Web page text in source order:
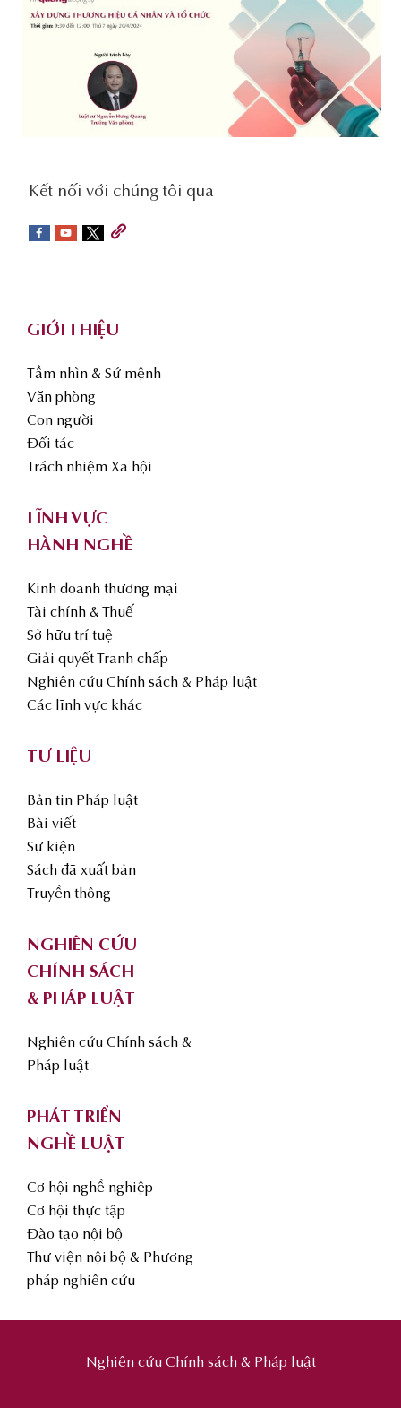
social-
sidebar
Kết nối với chúng tôi qua
GIỚI THIỆU
Tầm nhìn & Sứ mệnh
Văn phòng
Con người
Đối tác
Trách nhiệm Xã hội
LĨNH VỰC
HÀNH NGHỀ
Kinh doanh thương mại
Tài chính & Thuế
Sở hữu trí tuệ
Giải quyết Tranh chấp
Nghiên cứu Chính sách & Pháp luật
Các lĩnh vực khác
TƯ LIỆU
Bản tin Pháp luật
Bài viết
Sự kiện
Sách đã xuất bản
Truyền thông
NGHIÊN CỨU
CHÍNH SÁCH
& PHÁP LUẬT
Nghiên cứu Chính sách &
Pháp luật
PHÁT TRIỂN
NGHỀ LUẬT
Cơ hội nghề nghiệp
Cơ hội thực tập
Đào tạo nội bộ
Thư viện nội bộ & Phương
pháp nghiên cứu
Nghiên cứu Chính sách & Pháp luật